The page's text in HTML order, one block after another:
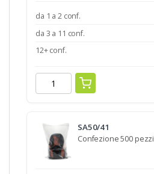
da 1 a 2 conf.
da 3 a 11 conf.
12+ conf.
SA50/41
Confezione 500 pezzi